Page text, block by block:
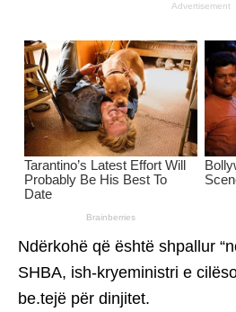
Advertisement
Ndërkohë që është shpallur
SHBA, ish-kryeministri e
be.tejë për dinjitet.